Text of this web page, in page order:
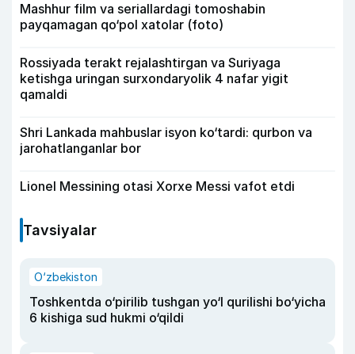
Mashhur film va seriallardagi tomoshabin
payqamagan qo‘pol xatolar (foto)
Rossiyada terakt rejalashtirgan va Suriyaga
ketishga uringan surxondaryolik 4 nafar yigit
qamaldi
Shri Lankada mahbuslar isyon ko‘tardi: qurbon va
jarohatlanganlar bor
Lionel Messining otasi Xorxe Messi vafot etdi
Tavsiyalar
O‘zbekiston
Toshkentda o‘pirilib tushgan yo‘l qurilishi bo‘yicha
6 kishiga sud hukmi o‘qildi